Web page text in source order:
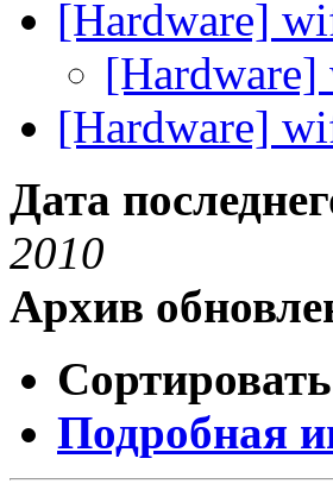
[Hardware]
[Hardware]
Дата
2010
Архив
Подробная